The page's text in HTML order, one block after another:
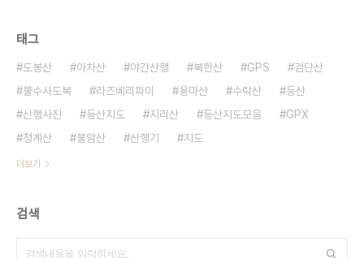
태그
도봉산 아차산 야간산행 북한산 GPS
검단산
불수사도북
라즈베리파이 용마산 수락산
등산
산행사진
등산지도 지리산 등산지도모음
GPX
청계산
불암산 산행기 지도
더보기
검색